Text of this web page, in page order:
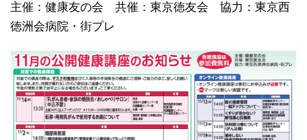
主催：健康友の会 共催：東京徳友会 協力：東京西
徳洲会病院・街プレ